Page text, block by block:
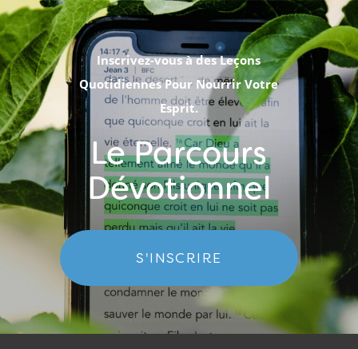
Inscrivez-vous à des Leçons
Quotidiennes Pour Nourrir Votre
Esprit.
Le Parcours
Dévotionnel
S'INSCRIRE